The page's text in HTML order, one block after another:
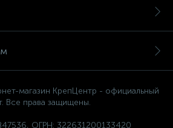
магазин КрепЦентр - официальный
Все права защищены.
ОГРН: 322631200133420